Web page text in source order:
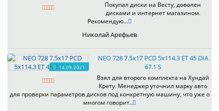
Покупал диски на Весту, доволен
дисками и интернет магазином.
Рекомендую...
Николай Арефьев
14.09.2021
NEO 728 7.5x17 PCD 5x114.3 ET 45 DIA
67.1 S
Взял для второго комплекта на Хундай
Крету. Менеджер уточнил марку авто
для проверки параметров дисков под конкретную машину, что уже о
многом говорит..